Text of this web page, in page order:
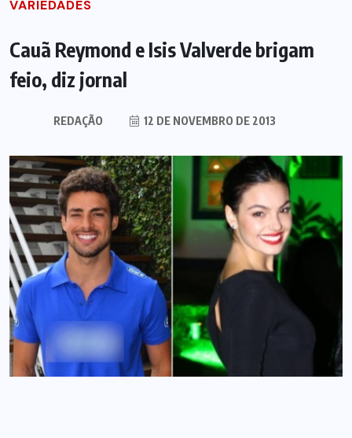
VARIEDADES
Cauã Reymond e Isis Valverde brigam
feio, diz jornal
REDAÇÃO 12 DE NOVEMBRO DE 2013